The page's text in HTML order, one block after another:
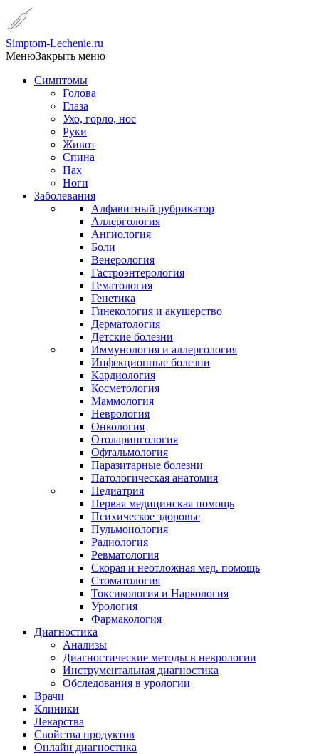
Simptom-Lechenie.ru
МенюЗакрыть меню
Симптомы
Голова
Глаза
Ухо, горло, нос
Руки
Живот
Спина
Пах
Ноги
Заболевания
Алфавитный рубрикатор
Аллергология
Ангиология
Боли
Венерология
Гастроэнтерология
Гематология
Генетика
Гинекология и акушерство
Дерматология
Детские болезни
Иммунология и аллергология
Инфекционные болезни
Кардиология
Косметология
Маммология
Неврология
Онкология
Отоларингология
Офтальмология
Паразитарные болезни
Патологическая анатомия
Педиатрия
Первая медицинская помощь
Психическое здоровье
Пульмонология
Радиология
Ревматология
Скорая и неотложная мед. помощь
Стоматология
Токсикология и Наркология
Урология
Фармакология
Диагностика
Анализы
Диагностические методы в неврологии
Инструментальная диагностика
Обследования в урологии
Врачи
Клиники
Лекарства
Свойства продуктов
Онлайн диагностика